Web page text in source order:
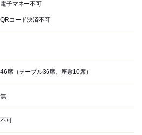
電子マネー不可
QRコード決済不可
46席（テーブル36席、座敷10席）
無
不可